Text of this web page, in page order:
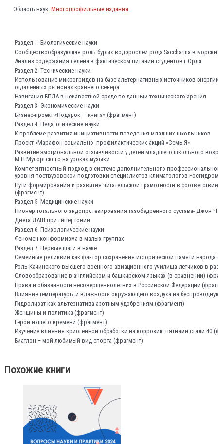
Область наук:Многопрофильные издания
Раздел 1. Биологические науки
Сообществообразующая роль бурых водорослей рода Saccharina в
Анализ содержания селена в фактическом питании студентов г.Орла
Раздел 2. Технические науки
Использование микрогридов на базе альтернативных источников
отдаленных регионах крайнего севера
Навигация БПЛА в неизвестной среде по данным технического зрения
Раздел 3. Экономические науки
Бизнес-проект «Подарок — книга» (фрагмент)
Раздел 4. Педагогические науки
К проблеме развития инициативности поведения младших школьников
Проект «Марафон социально -профилактических акций «Семь Я»
Развитие эмоциональной отзывчивости у детей младшего школьного
М.П.Мусоргского на уроках музыки
Компетентностный подход в системе дополнительного
уровня поствузовской подготовки специалистов-климатологов
Пути формирования и развития читательской грамотности в
(фрагмент)
Раздел 5. Медицинские науки
Пионер тотального эндопротезирования тазобедренного сустава- Джон
Диета ДАШ при гипертонии
Раздел 6. Психологические науки
Феномен конформизма в малых группах
Раздел 7. Первые шаги в науке
Семейные реликвии как фактор сохранения исторической памяти народа
Роль Качинского высшего военного авиационного училища летчиков в
Словообразование в английском и башкирском языках (в сравнении)
Права и обязанности несовершеннолетних в Российской Федерации
Влияние температуры и влажности окружающего воздуха на
Гидролизат как альтернатива азотным удобрениям (фрагмент)
Женщины и политика (фрагмент)
Герои нашего времени (фрагмент)
Изучение влияния криогенной обработки на коррозию пятнами стали 40
Биатлон – мой любимый вид спорта (фрагмент)
Похожие книги